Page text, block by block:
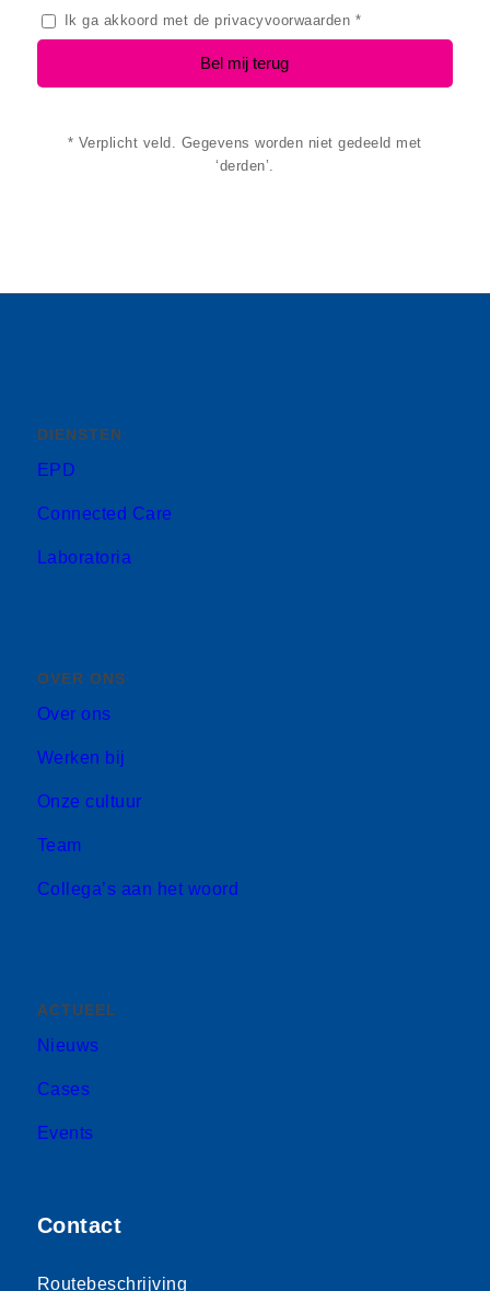
Ik ga akkoord met de privacyvoorwaarden *
* Verplicht veld. Gegevens worden niet gedeeld met
‘derden’.
DIENSTEN
EPD
Connected Care
Laboratoria
OVER ONS
Over ons
Werken bij
Onze cultuur
Team
Collega’s aan het woord
ACTUEEL
Nieuws
Cases
Events
Contact
Routebeschrijving